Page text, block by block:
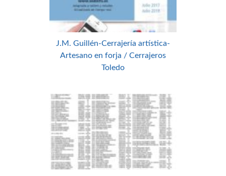
J.M. Guillén-Cerrajería artística-
Artesano en forja / Cerrajeros
Toledo